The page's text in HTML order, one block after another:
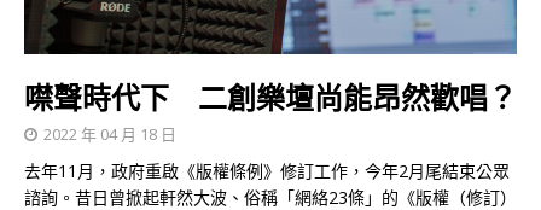
噤聲時代下 二創樂壇尚能昂然歡唱？
2022 年 04 月 18 日
去年11月，政府重啟《版權條例》修訂工作，今年2月尾結束公眾
諮詢。昔日曾掀起軒然大波、俗稱「網絡23條」的《版權（修訂）